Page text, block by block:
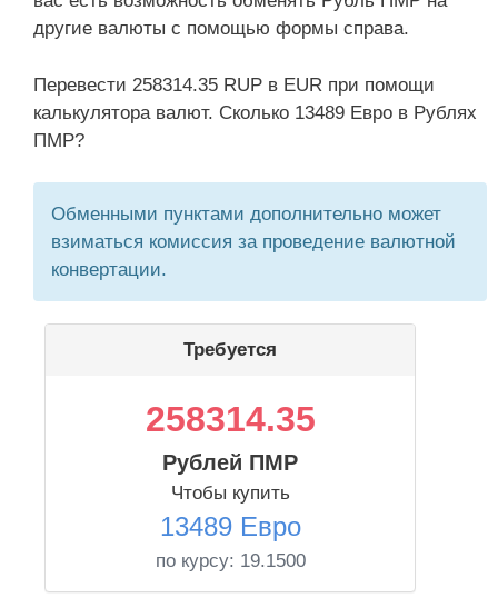
другие валюты с помощью формы справа.
Перевести 258314.35 RUP в EUR при помощи
калькулятора валют. Сколько 13489 Евро в Рублях
ПМР?
Обменными пунктами дополнительно может
взиматься комиссия за проведение валютной
конвертации.
Требуется
258314.35
Рублей ПМР
Чтобы купить
13489 Евро
по курсу: 19.1500